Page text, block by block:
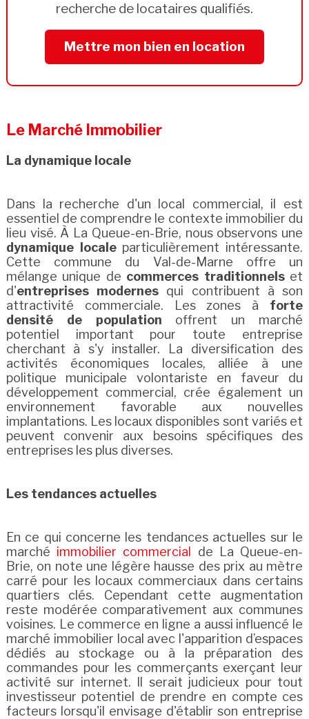
recherche de locataires qualifiés.
Mettre mon bien en location
Le Marché Immobilier
La dynamique locale
Dans la recherche d'un local commercial, il est
essentiel de comprendre le contexte immobilier du
lieu visé. À La Queue-en-Brie, nous observons une
dynamique localeparticulièrement intéressante.
Cette commune du Val-de-Marne offre un
mélange unique de commerces traditionnelset
d'entreprises modernes qui contribuent à son
attractivité commerciale. Les zones à forte
densité de population offrent un marché
potentiel important pour toute entreprise
cherchant à s'y installer. La diversification des
activités économiques locales, alliée à une
politique municipale volontariste en faveur du
développement commercial, crée également un
environnement favorable aux nouvelles
implantations. Les locaux disponibles sont variés et
peuvent convenir aux besoins spécifiques des
entreprises les plus diverses.
Les tendances actuelles
En ce qui concerne les tendances actuelles sur le
marché immobilier commercial
de La Queue-en-
Brie, on note une légère hausse des prix au mètre
carré pour les locaux commerciaux dans certains
quartiers clés. Cependant cette augmentation
reste modérée comparativement aux communes
voisines. Le commerce en ligne a aussi influencé le
marché immobilier local avec l'apparition d’espaces
dédiés au stockage ou à la préparation des
commandes pour les commerçants exerçant leur
activité sur internet. Il serait judicieux pour tout
investisseur potentiel de prendre en compte ces
facteurs lorsqu'il envisage d'établir son entreprise